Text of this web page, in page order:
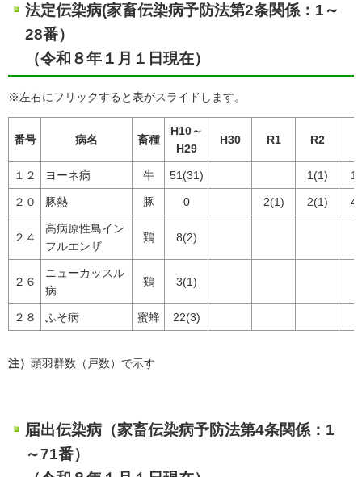
法定伝染病(家畜伝染病予防法第2条関係：1～
28番）
（令和８年１月１日現在）
※左右にフリックすると表がスライドします。
番号 病名 畜種
H10～
H29
H30 R1 R2
１２ ヨーネ病 牛 51(31) 1(1)
２０ 豚熱 豚 0 2(1) 2(1)
２４
高病原性鳥イン
フルエンザ
鶏 8(2)
２６
ニューカッスル
病
鶏 3(1)
２８ ふそ病 蜜蜂 22(3)
注） 頭羽群数（戸数）で示す
届出伝染病（家畜伝染病予防法第4条関係：1
～71番）